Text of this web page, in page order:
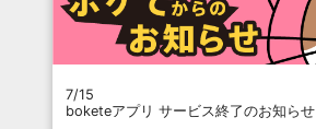
7/15
boketeアプリ サービス終了のお知らせ